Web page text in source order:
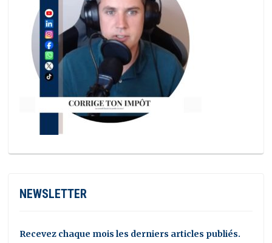
NEWSLETTER
Recevez chaque mois les derniers articles publiés.